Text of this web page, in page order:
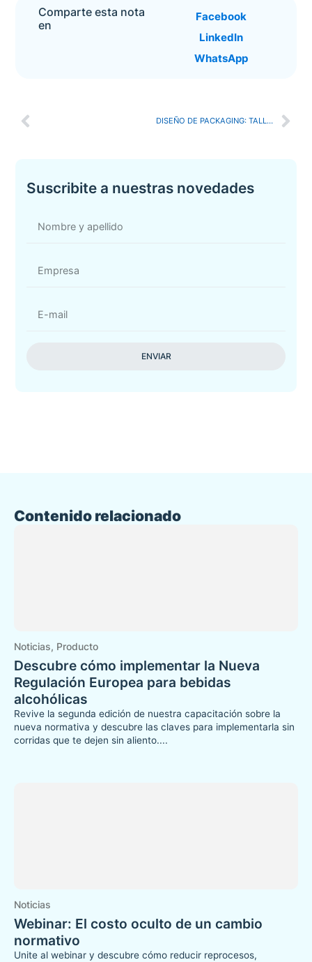
Comparte esta nota
en
Facebook
LinkedIn
WhatsApp
DISEÑO DE PACKAGING: TALLER DE MEJORA DE PROCESOS
Suscribite a nuestras novedades
ENVIAR
Contenido relacionado
Noticias, Producto
Descubre cómo implementar la Nueva
Regulación Europea para bebidas
alcohólicas
Revive la segunda edición de nuestra capacitación sobre la
nueva normativa y descubre las claves para implementarla sin
corridas que te dejen sin aliento....
Noticias
Webinar: El costo oculto de un cambio
normativo
Unite al webinar y descubre cómo reducir reprocesos,